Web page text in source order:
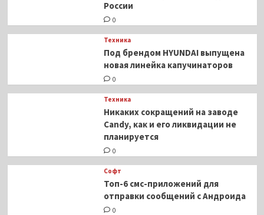
России
0
Техника
Под брендом HYUNDAI выпущена
новая линейка капучинаторов
0
Техника
Никаких сокращений на заводе
Candy, как и его ликвидации не
планируется
0
Софт
Топ-6 смс-приложений для
отправки сообщений с Андроида
0